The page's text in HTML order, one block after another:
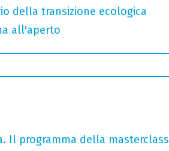
della transizione ecologica
all'aperto
Il programma della masterclass